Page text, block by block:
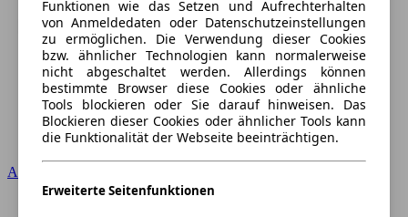
Audi
Funktionen wie das Setzen und Aufrechterhalten
von Anmeldedaten oder Datenschutzeinstellungen
zu ermöglichen. Die Verwendung dieser Cookies
bzw. ähnlicher Technologien kann normalerweise
nicht abgeschaltet werden. Allerdings können
bestimmte Browser diese Cookies oder ähnliche
Tools blockieren oder Sie darauf hinweisen. Das
Blockieren dieser Cookies oder ähnlicher Tools kann
die Funktionalität der Webseite beeinträchtigen.
Erweiterte Seitenfunktionen